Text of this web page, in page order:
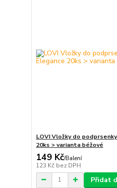
LOVI Vložky do
20ks > varianta béžové
149 Kč/Balení
123 Kč bez DPH
Přidat